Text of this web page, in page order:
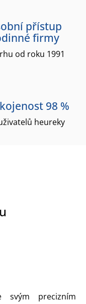
přístup
firmy
od roku 1991
98 %
heureky
svým precizním